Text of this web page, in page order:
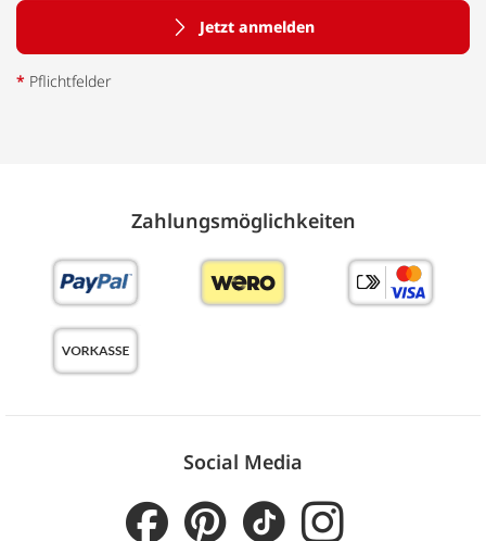
Jetzt anmelden
* Pflichtfelder
Zahlungs­möglich­keiten
Social Media